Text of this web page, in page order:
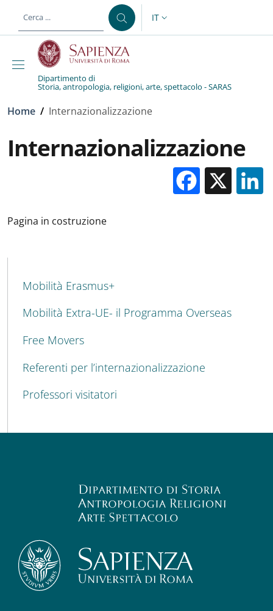
al contenuto principale
SELETTORE LINGUA:
IT
Dipartimento di
Storia, antropologia, religioni, arte, spettacolo - SARAS
Briciole di pane
Home / Internazionalizzazione
Internazionalizzazione
X
Pagina in costruzione
MENU CEV SECOND NAVIGATION
Mobilità Erasmus+
Mobilità Extra-UE- il Programma Overseas
Free Movers
Referenti per l’internazionalizzazione
Professori visitatori